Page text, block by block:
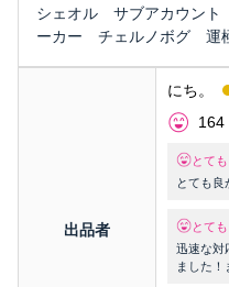
シェオル サブアカウン
ーカー チェルノボグ 運
出品者
にち。
164
とて
とても良
とて
迅速な対
ました！